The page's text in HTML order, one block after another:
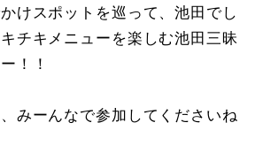
けスポットを巡って、池田でし
チキメニューを楽しむ池田三昧
！！
みーんなで参加してくださいね